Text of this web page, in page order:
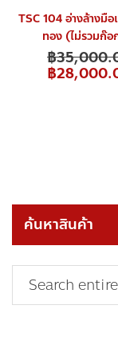
TSC 104 อ่างล้างมื
ทอง (ไม่รวมก๊อ
฿
฿
ค้นหาสินค้า